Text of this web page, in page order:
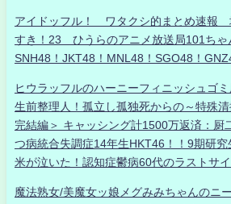
アイドッフル！ ワタクシ的まとめ速報
すき！23 ひうらのアニメ放送局101ちゃ
SNH48！JKT48！MNL48！SGO48！
ヒウラッフルのハーニーフィニッシュゴ
生前整理人！孤立し孤独死からの～特殊
完結編＞ キャッシング計1500万返済：厨
つ病統合失調症14年生HKT46！！9期研
米が泣いた！認知症鬱病60代のラストサ
魔法熟女/美魔女ッ娘メグみみちゃんのニ